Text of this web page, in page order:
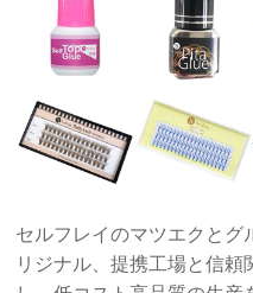
セルフレイのマツエクとグ
リジナル、提携工場と信頼